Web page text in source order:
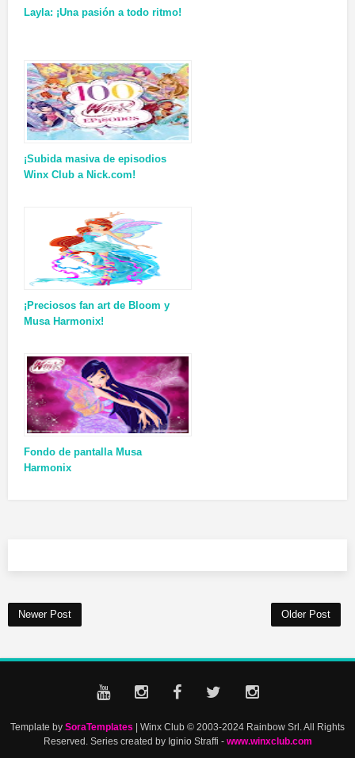
Layla: ¡Una pasión a todo ritmo!
¡Subida masiva de episodios
Winx Club a Nick.com!
¡Preciosos fan art de Bloom y
Musa Harmonix!
Fondo de pantalla Musa
Harmonix
Newer Post Older Post
Template by SoraTemplates | Winx Club © 2003-2024 Rainbow Srl. All Rights
Reserved. Series created by Iginio Straffi - www.winxclub.com